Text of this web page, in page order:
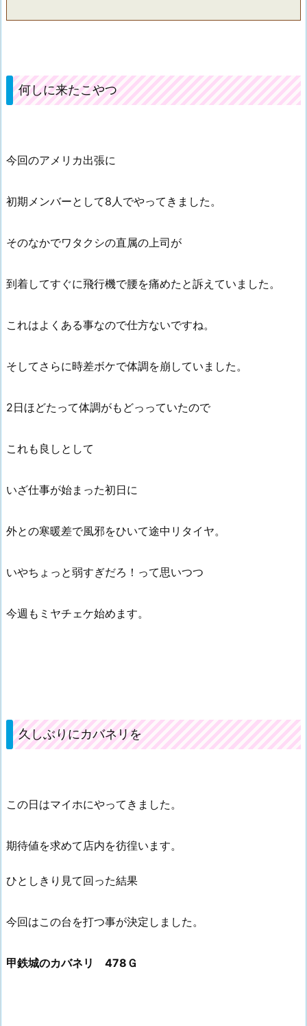
何しに来たこやつ
今回のアメリカ出張に
初期メンバーとして8人でやってきました。
そのなかでワタクシの直属の上司が
到着してすぐに飛行機で腰を痛めたと訴えていました。
これはよくある事なので仕方ないですね。
そしてさらに時差ボケで体調を崩していました。
2日ほどたって体調がもどっっていたので
これも良しとして
いざ仕事が始まった初日に
外との寒暖差で風邪をひいて途中リタイヤ。
いやちょっと弱すぎだろ！って思いつつ
今週もミヤチェケ始めます。
久しぶりにカバネリを
この日はマイホにやってきました。
期待値を求めて店内を彷徨います。
ひとしきり見て回った結果
今回はこの台を打つ事が決定しました。
甲鉄城のカバネリ 478Ｇ